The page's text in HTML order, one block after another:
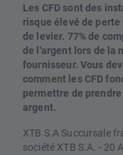
Les CFD sont des
risque élevé de
de levier. 77% de
de l'argent lors de la
fournisseur. Vous
comment les CFD
permettre de
argent.
XTB S.A Succursale
société XTB S.A. - 20